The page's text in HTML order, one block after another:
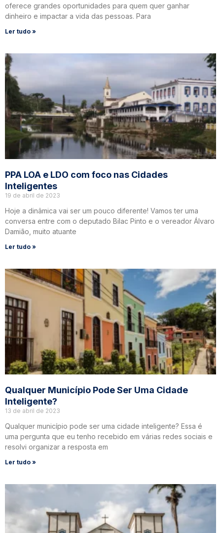
oferece grandes oportunidades para quem quer ganhar
dinheiro e impactar a vida das pessoas. Para
Ler tudo »
PPA LOA e LDO com foco nas Cidades
Inteligentes
19 de abril de 2023
Hoje a dinâmica vai ser um pouco diferente! Vamos ter uma
conversa entre com o deputado Bilac Pinto e o vereador Álvaro
Damião, muito atuante
Ler tudo »
Qualquer Município Pode Ser Uma Cidade
Inteligente?
13 de abril de 2023
Qualquer município pode ser uma cidade inteligente? Essa é
uma pergunta que eu tenho recebido em várias redes sociais e
resolvi organizar a resposta em
Ler tudo »